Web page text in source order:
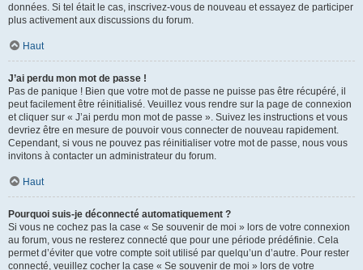
données. Si tel était le cas, inscrivez-vous de nouveau et essayez de participer
plus activement aux discussions du forum.
Haut
J’ai perdu mon mot de passe !
Pas de panique ! Bien que votre mot de passe ne puisse pas être récupéré, il
peut facilement être réinitialisé. Veuillez vous rendre sur la page de connexion
et cliquer sur « J’ai perdu mon mot de passe ». Suivez les instructions et vous
devriez être en mesure de pouvoir vous connecter de nouveau rapidement.
Cependant, si vous ne pouvez pas réinitialiser votre mot de passe, nous vous
invitons à contacter un administrateur du forum.
Haut
Pourquoi suis-je déconnecté automatiquement ?
Si vous ne cochez pas la case « Se souvenir de moi » lors de votre connexion
au forum, vous ne resterez connecté que pour une période prédéfinie. Cela
permet d’éviter que votre compte soit utilisé par quelqu’un d’autre. Pour rester
connecté, veuillez cocher la case « Se souvenir de moi » lors de votre